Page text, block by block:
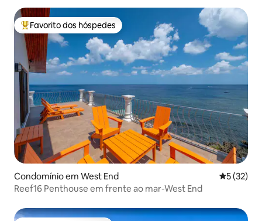
Favoritos dos hóspedes mais apreciados
Favorito dos hóspedes
Condomínio em West End
5 (32)
Reef16 Penthouse em frente ao mar-West End